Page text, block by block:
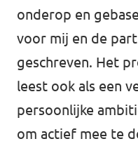
onderop en
voor mij en de
geschreven. Het
leest ook als een
persoonlijke
om actief mee te